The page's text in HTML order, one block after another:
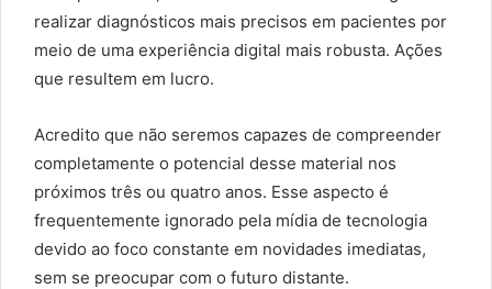
realizar diagnósticos mais precisos em pacientes por
meio de uma experiência digital mais robusta. Ações
que resultem em lucro.
Acredito que não seremos capazes de compreender
completamente o potencial desse material nos
próximos três ou quatro anos. Esse aspecto é
frequentemente ignorado pela mídia de tecnologia
devido ao foco constante em novidades imediatas,
sem se preocupar com o futuro distante.